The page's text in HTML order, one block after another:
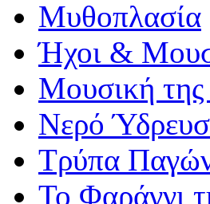
Μυθοπλασία
Ήχοι &
Μουσική
Νερό
Τρύπα
Το Φαράγγι